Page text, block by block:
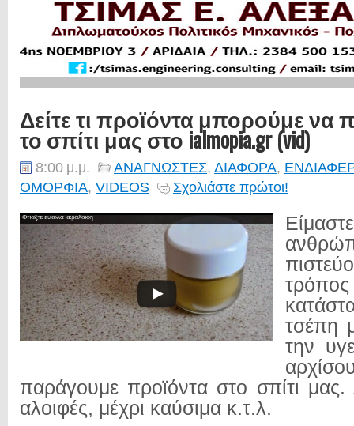
Δείτε τι προϊόντα μπορούμε
το σπίτι μας στο ialmopia.gr (vid)
8:00 μ.μ. ΑΝΑΓΝΩΣΤΕΣ, ΔΙΑΦΟΡΑ,
ΟΜΟΡΦΙΑ, VIDEOS Σχολιάστε πρώτοι!
τσέπη
την
παράγουμε προϊόντα στο σπίτι
αλοιφές, μέχρι καύσιμα κ.τ.λ.